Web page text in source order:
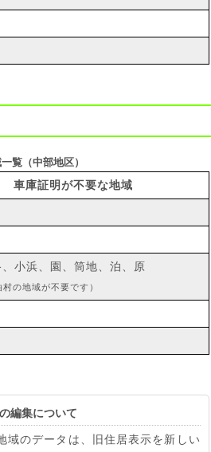
覧（中部地区）
車庫証明が不要な地域
小浜、園、筒地、泊、原
村の地域が不要です）
編集について
域のデータは、旧住居表示を新しい